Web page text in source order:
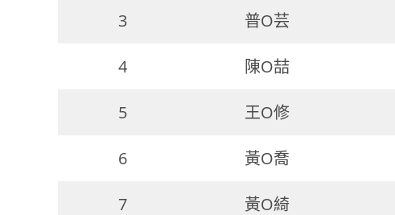
3 普O芸
4 陳O喆
5 王O修
6 黃O喬
7 黃O綺